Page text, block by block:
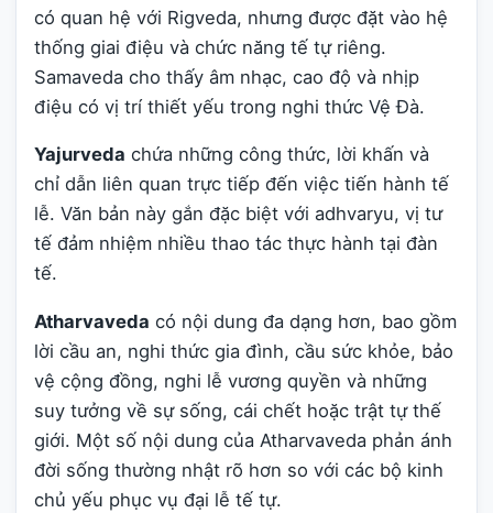
có quan hệ với Rigveda, nhưng được đặt vào hệ
thống giai điệu và chức năng tế tự riêng.
Samaveda cho thấy âm nhạc, cao độ và nhịp
điệu có vị trí thiết yếu trong nghi thức Vệ Đà.
Yajurveda chứa những công thức, lời khấn và
chỉ dẫn liên quan trực tiếp đến việc tiến hành tế
lễ. Văn bản này gắn đặc biệt với adhvaryu, vị tư
tế đảm nhiệm nhiều thao tác thực hành tại đàn
tế.
Atharvaveda có nội dung đa dạng hơn, bao gồm
lời cầu an, nghi thức gia đình, cầu sức khỏe, bảo
vệ cộng đồng, nghi lễ vương quyền và những
suy tưởng về sự sống, cái chết hoặc trật tự thế
giới. Một số nội dung của Atharvaveda phản ánh
đời sống thường nhật rõ hơn so với các bộ kinh
chủ yếu phục vụ đại lễ tế tự.